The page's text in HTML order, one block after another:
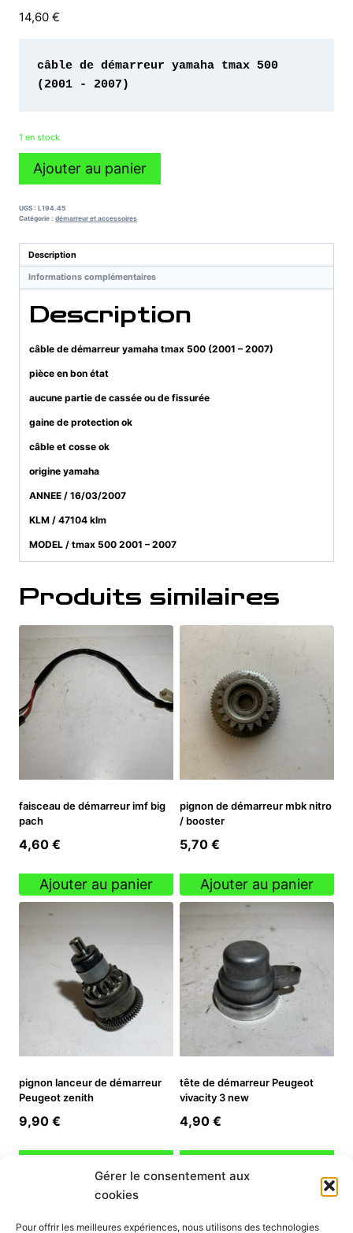
Gérer le consentement aux
cookies
Pour offrir les meilleures expériences, nous utilisons des technologies
14,60 €
câble de démarreur yamaha tmax 500
(2001 - 2007)
1 en stock
quantité
de
démarreur
tmax
500
(2001
2007)
Ajouter au panier
UGS : L194.45
Catégorie : démarreur et accessoires
Description
Informations complémentaires
Description
câble de démarreur yamaha tmax 500 (2001 – 2007)
pièce en bon état
aucune partie de cassée ou de fissurée
gaine de protection ok
câble et cosse ok
origine yamaha
ANNEE / 16/03/2007
KLM / 47104 klm
MODEL / tmax 500 2001 – 2007
Produits similaires
faisceau de démarreur imf big
pach
4,60 €
Ajouter au panier
pignon de démarreur mbk nitro
/ booster
5,70 €
Ajouter au panier
pignon lanceur de démarreur
Peugeot zenith
9,90 €
tête de démarreur Peugeot
vivacity 3 new
4,90 €
INFORMATION